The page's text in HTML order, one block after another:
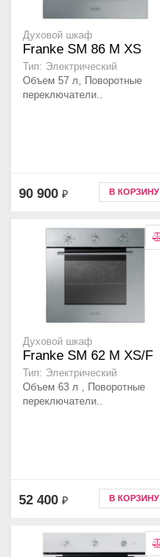
Духовой шкаф
Franke SM 86 M XS
Тип: Электрический
Объем 57 л, Поворотные
переключатели..
90 900 ₽ В КОРЗИНУ
Духовой шкаф
Franke SM 62 M XS/F
Тип: Электрический
Объем 63 л , Поворотные
переключатели..
52 400 ₽ В КОРЗИНУ